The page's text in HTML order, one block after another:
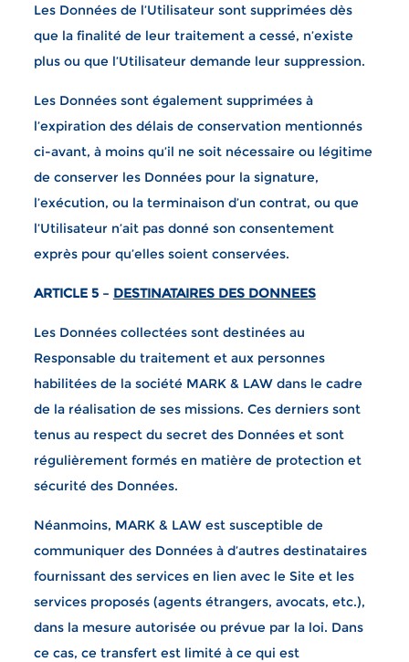
Les Données de l’Utilisateur sont supprimées dès
que la finalité de leur traitement a cessé, n’existe
plus ou que l’Utilisateur demande leur suppression.
Les Données sont également supprimées à
l’expiration des délais de conservation mentionnés
ci-avant, à moins qu’il ne soit nécessaire ou légitime
de conserver les Données pour la signature,
l’exécution, ou la terminaison d’un contrat, ou que
l’Utilisateur n’ait pas donné son consentement
exprès pour qu’elles soient conservées.
ARTICLE 5 – DESTINATAIRES DES DONNEES
Les Données collectées sont destinées au
Responsable du traitement et aux personnes
habilitées de la société MARK & LAW dans le cadre
de la réalisation de ses missions. Ces derniers sont
tenus au respect du secret des Données et sont
régulièrement formés en matière de protection et
sécurité des Données.
Néanmoins, MARK & LAW est susceptible de
communiquer des Données à d’autres destinataires
fournissant des services en lien avec le Site et les
services proposés (agents étrangers, avocats, etc.),
dans la mesure autorisée ou prévue par la loi. Dans
ce cas, ce transfert est limité à ce qui est